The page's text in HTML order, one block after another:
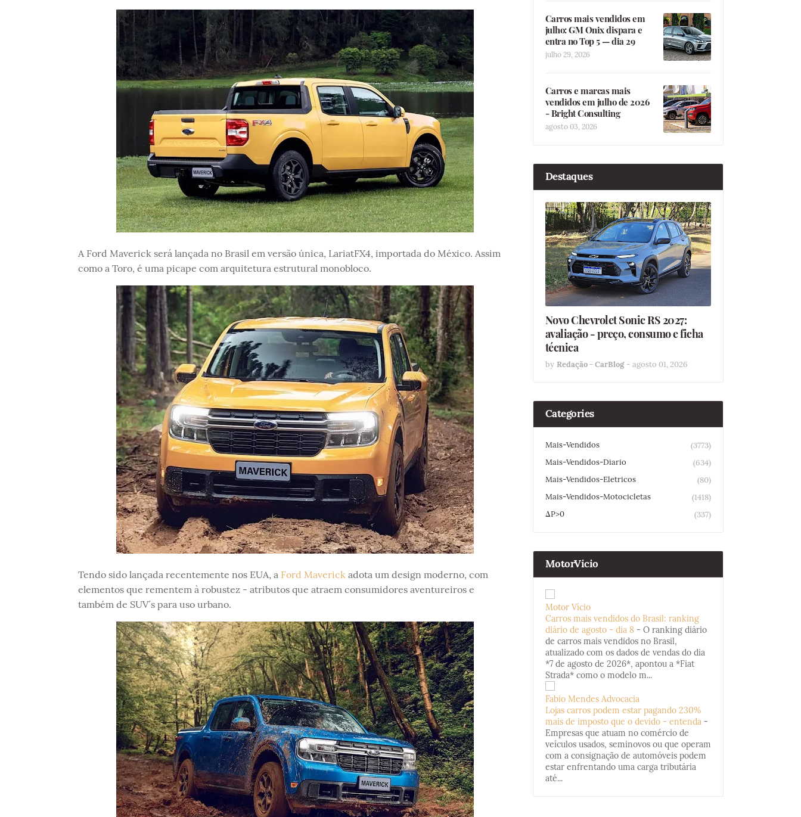
A Ford Maverick será lançada no Brasil em versão única, LariatFX4, importada do México. Assim
como a Toro, é uma picape com arquitetura estrutural monobloco.
Tendo sido lançada recentemente nos EUA, a Ford Maverickadota um design moderno, com
elementos que rementem à robustez - atributos que atraem consumidores aventureiros e
também de SUV´s para uso urbano.
Carros mais vendidos em
julho: GM Onix dispara e
entra no Top 5 — dia 29
julho 29, 2026
Carros e marcas mais
vendidos em julho de 2026
- Bright Consulting
agosto 03, 2026
Destaques
Novo Chevrolet Sonic RS 2027:
avaliação - preço, consumo e ficha
técnica
by Redação - CarBlog - agosto 01, 2026
Categories
Mais-Vendidos
(3773)
Mais-Vendidos-Diario
(634)
Mais-Vendidos-Eletricos
(80)
Mais-Vendidos-Motocicletas
(1418)
ΔP>0
(337)
MotorVicio
Motor Vício
Carros mais vendidos do Brasil: ranking
diário de agosto - dia 8 - O ranking diário
de carros mais vendidos no Brasil,
atualizado com os dados de vendas do dia
*7 de agosto de 2026*, apontou a *Fiat
Strada* como o modelo m...
Fabio Mendes Advocacia
Lojas carros podem estar pagando 230%
mais de imposto que o devido - entenda -
Empresas que atuam no comércio de
veículos usados, seminovos ou que operam
com a consignação de automóveis podem
estar enfrentando uma carga tributária
até...